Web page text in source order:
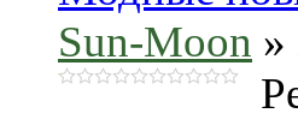
Sun-Moon »